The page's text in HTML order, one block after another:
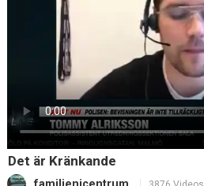
Det är Kränkande